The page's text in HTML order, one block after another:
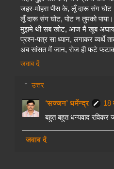
जहर-मोहरा पीस के, लूँ दारू संग घोट
लूँ दारू संग घोट, पोट न तुमको पाया।
मुझमे थी सब खोट, आज मै खूब
प्रश्न-पत्र सा ध्यान, लगाकर व्यर्थे
अब सांसत में जान, रोज ही फटे
जवाब दें
उत्तर
‘सज्जन’ धर्मेन्द्र
18
बहुत बहुत धन्यवाद रविकर
जवाब दें